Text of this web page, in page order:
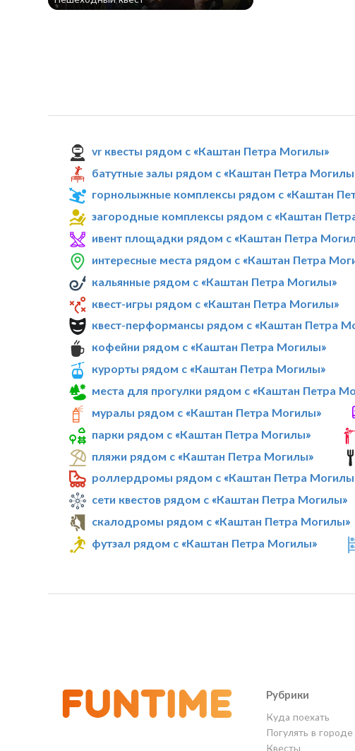
vr квесты рядом с «Каштан Петра Могилы»
батутные залы рядом с «Каштан Петра
горнолыжные комплексы рядом с «Каштан
загородные комплексы рядом с «Каштан
ивент площадки рядом с «Каштан Петра
интересные места рядом с «Каштан Петра
кальянные рядом с «Каштан Петра Могилы»
квест-игры рядом с «Каштан Петра Могилы»
квест-перформансы рядом с «Каштан Петра
кофейни рядом с «Каштан Петра Могилы»
курорты рядом с «Каштан Петра Могилы»
места для прогулки рядом с «Каштан Петра
муралы рядом с «Каштан Петра Могилы»
парки рядом с «Каштан Петра Могилы»
пляжи рядом с «Каштан Петра Могилы»
роллердромы рядом с «Каштан Петра
сети квестов рядом с «Каштан Петра Могилы»
скалодромы рядом с «Каштан Петра Могилы»
футзал рядом с «Каштан Петра Могилы»
Рубрики
Куда поехать
Погулять в городе
Квесты